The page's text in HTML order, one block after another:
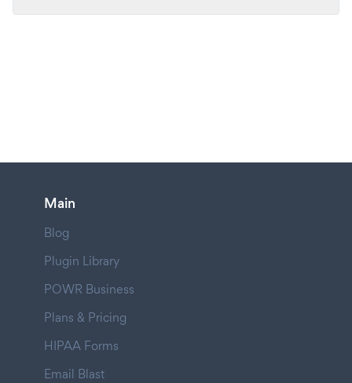
Main
Blog
Plugin Library
POWR Business
Plans & Pricing
HIPAA Forms
Email Blast